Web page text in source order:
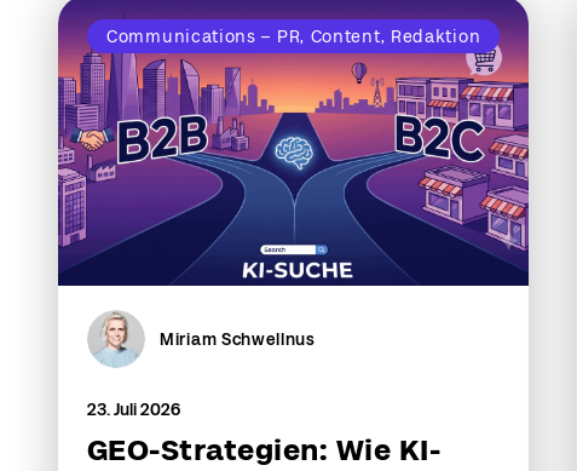
Communications – PR, Content, Redaktion
Miriam Schwellnus
23. Juli 2026
GEO-Strategien: Wie KI-